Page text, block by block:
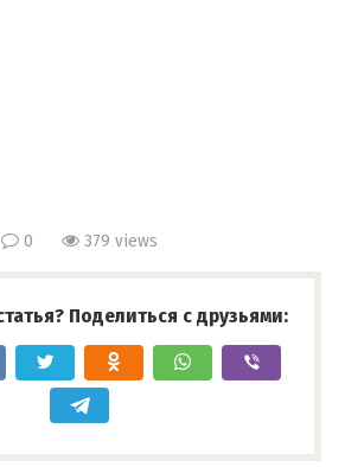
0 379 views
Поделиться с друзьями: